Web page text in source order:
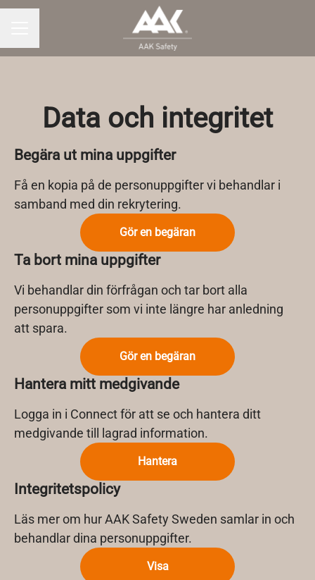
Data och integritet
Begära ut mina uppgifter
Få en kopia på de personuppgifter vi behandlar i
samband med din rekrytering.
Gör en begäran
Ta bort mina uppgifter
Vi behandlar din förfrågan och tar bort alla
personuppgifter som vi inte längre har anledning
att spara.
Gör en begäran
Hantera mitt medgivande
Logga in i Connect för att se och hantera ditt
medgivande till lagrad information.
Hantera
Integritetspolicy
Läs mer om hur AAK Safety Sweden samlar in och
behandlar dina personuppgifter.
Visa